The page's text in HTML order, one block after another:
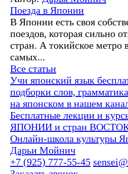
Поезда в Японии
В Японии есть своя
поездов, которая сильно
стран. А токийское метро
самых...
Все статьи
Учи японский язык
подборки слов,
на японском в нашем
Бесплатные лекции и
ЯПОНИИ и стран
Онлайн-школа культуры
Дарьи Мойнич
+7 (925) 777-55-45